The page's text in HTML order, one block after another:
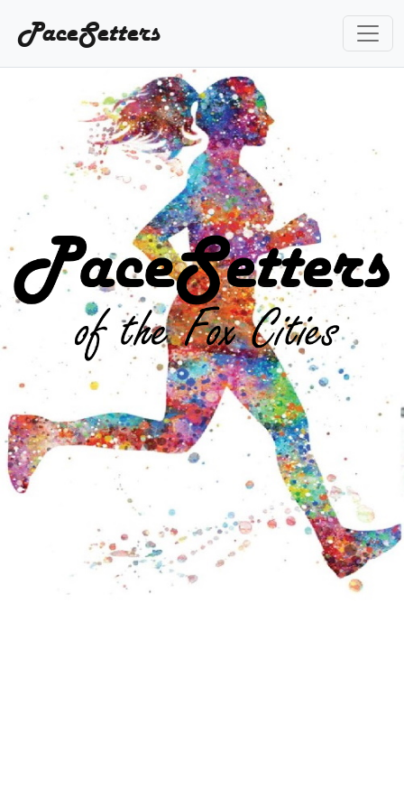
PaceSetters